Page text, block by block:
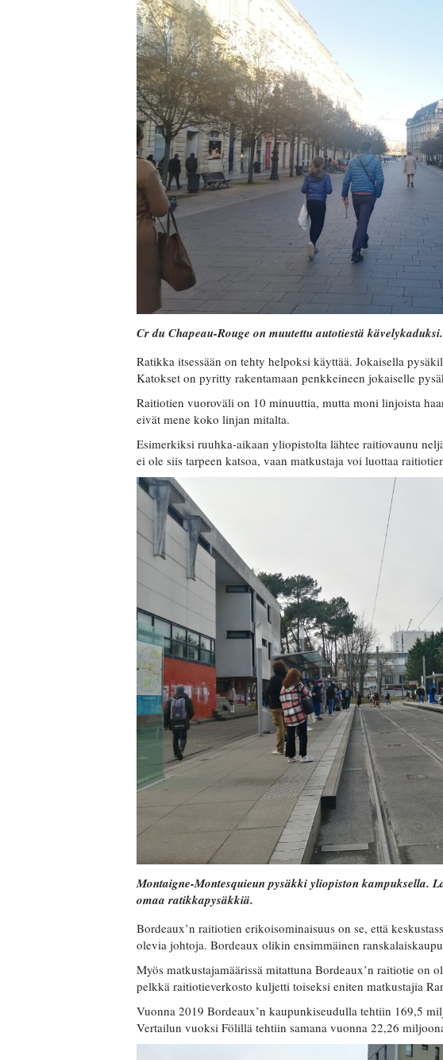
Cr du Chapeau-Rouge on muutettu autotiestä kävelykaduksi.
Ratikka itsessään on tehty helpoksi käyttää. Jokaisella
Katokset on pyritty rakentamaan penkkeineen jokaiselle
Raitiotien vuoroväli on 10 minuuttia, mutta moni linjoista
eivät mene koko linjan mitalta.
Esimerkiksi ruuhka-aikaan yliopistolta lähtee raitiovaunu
ei ole siis tarpeen katsoa, vaan matkustaja voi luottaa
Montaigne-Montesquieun pysäkki yliopiston kampuksella.
omaa ratikkapysäkkiä.
Bordeaux’n raitiotien erikoisominaisuus on se, että
olevia johtoja. Bordeaux olikin ensimmäinen
Myös matkustajamäärissä mitattuna Bordeaux’n raitiotie on
pelkkä raitiotieverkosto kuljetti toiseksi eniten matkustajia
Vuonna 2019 Bordeaux’n kaupunkiseudulla tehtiin 169,5
Vertailun vuoksi Fölillä tehtiin samana vuonna 22,26